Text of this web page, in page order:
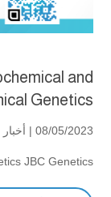
and
Genetics
08/05/2023 |
JBC Genetics...